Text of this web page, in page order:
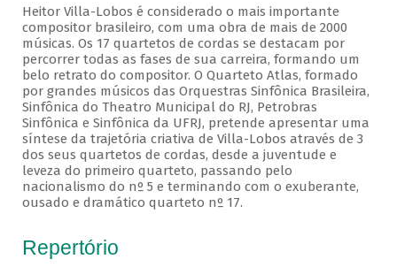
Heitor Villa-Lobos é considerado o mais importante
compositor brasileiro, com uma obra de mais de 2000
músicas. Os 17 quartetos de cordas se destacam por
percorrer todas as fases de sua carreira, formando um
belo retrato do compositor. O Quarteto Atlas, formado
por grandes músicos das Orquestras Sinfônica Brasileira,
Sinfônica do Theatro Municipal do RJ, Petrobras
Sinfônica e Sinfônica da UFRJ, pretende apresentar uma
síntese da trajetória criativa de Villa-Lobos através de 3
dos seus quartetos de cordas, desde a juventude e
leveza do primeiro quarteto, passando pelo
nacionalismo do nº 5 e terminando com o exuberante,
ousado e dramático quarteto nº 17.
Repertório